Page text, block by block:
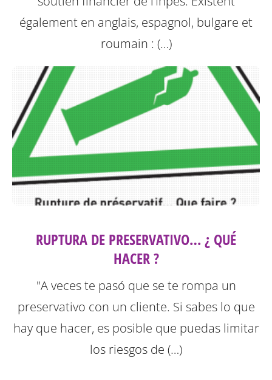
également en anglais, espagnol, bulgare et
roumain : (…)
RUPTURA DE PRESERVATIVO… ¿ QUÉ
HACER ?
"A veces te pasó que se te rompa un
preservativo con un cliente. Si sabes lo que
hay que hacer, es posible que puedas limitar
los riesgos de (…)